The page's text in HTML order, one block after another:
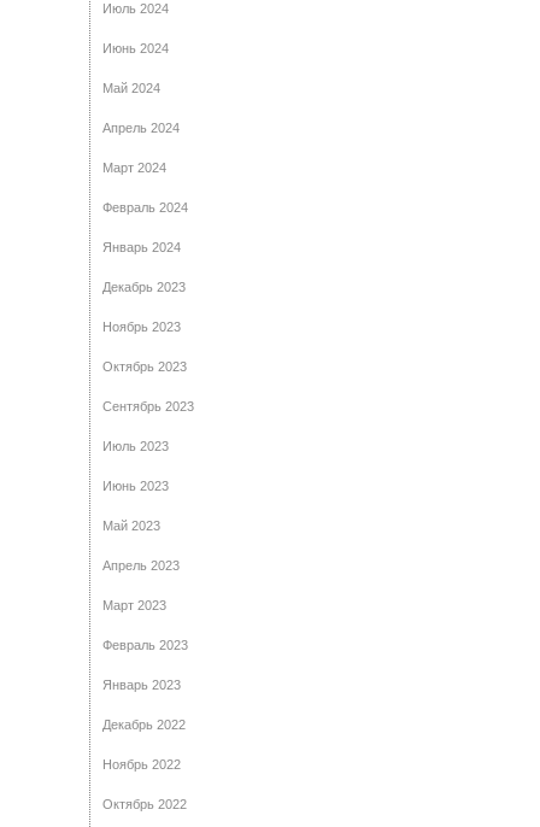
Июль 2024
Июнь 2024
Май 2024
Апрель 2024
Март 2024
Февраль 2024
Январь 2024
Декабрь 2023
Ноябрь 2023
Октябрь 2023
Сентябрь 2023
Июль 2023
Июнь 2023
Май 2023
Апрель 2023
Март 2023
Февраль 2023
Январь 2023
Декабрь 2022
Ноябрь 2022
Октябрь 2022